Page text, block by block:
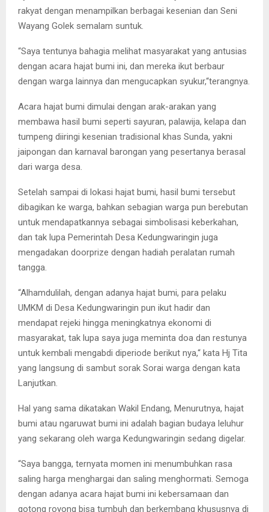
rakyat dengan menampilkan berbagai kesenian dan Seni
Wayang Golek semalam suntuk.
“Saya tentunya bahagia melihat masyarakat yang antusias
dengan acara hajat bumi ini, dan mereka ikut berbaur
dengan warga lainnya dan mengucapkan syukur,“terangnya.
Acara hajat bumi dimulai dengan arak-arakan yang
membawa hasil bumi seperti sayuran, palawija, kelapa dan
tumpeng diiringi kesenian tradisional khas Sunda, yakni
jaipongan dan karnaval barongan yang pesertanya berasal
dari warga desa.
Setelah sampai di lokasi hajat bumi, hasil bumi tersebut
dibagikan ke warga, bahkan sebagian warga pun berebutan
untuk mendapatkannya sebagai simbolisasi keberkahan,
dan tak lupa Pemerintah Desa Kedungwaringin juga
mengadakan doorprize dengan hadiah peralatan rumah
tangga.
“Alhamdulilah, dengan adanya hajat bumi, para pelaku
UMKM di Desa Kedungwaringin pun ikut hadir dan
mendapat rejeki hingga meningkatnya ekonomi di
masyarakat, tak lupa saya juga meminta doa dan restunya
untuk kembali mengabdi diperiode berikut nya,“ kata Hj Tita
yang langsung di sambut sorak Sorai warga dengan kata
Lanjutkan.
Hal yang sama dikatakan Wakil Endang, Menurutnya, hajat
bumi atau ngaruwat bumi ini adalah bagian budaya leluhur
yang sekarang oleh warga Kedungwaringin sedang digelar.
“Saya bangga, ternyata momen ini menumbuhkan rasa
saling harga menghargai dan saling menghormati. Semoga
dengan adanya acara hajat bumi ini kebersamaan dan
gotong royong bisa tumbuh dan berkembang khususnya di